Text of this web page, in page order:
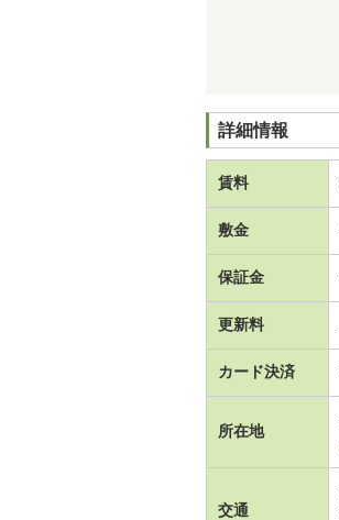
詳細情報
賃料
敷金
保証金
更新料
カード決済
所在地
交通